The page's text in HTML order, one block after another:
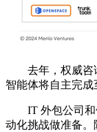
去年，权威咨询
智能体将自主完成
IT 外包公司和
动化挑战做准备。